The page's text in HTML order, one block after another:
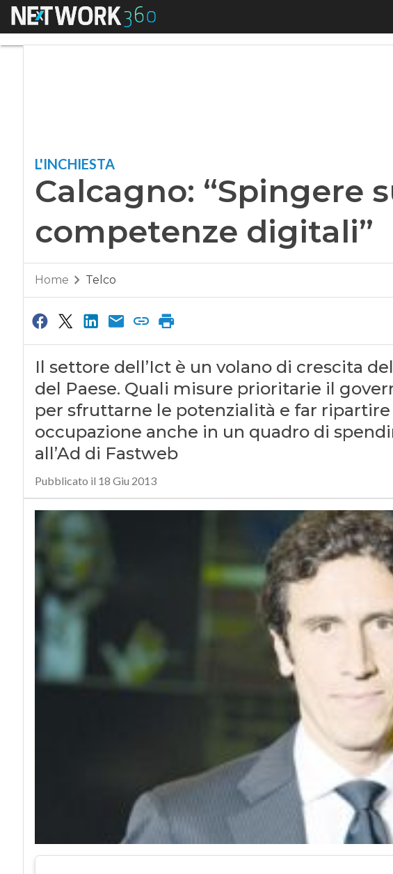
Menu
L'INCHIESTA
Calcagno: “Spingere
competenze digitali”
Home Telco
Il settore dell’Ict è un volano di crescita
del Paese. Quali misure prioritarie il
per sfruttarne le potenzialità e far
occupazione anche in un quadro di
all’Ad di Fastweb
Pubblicato il 18 Giu 2013